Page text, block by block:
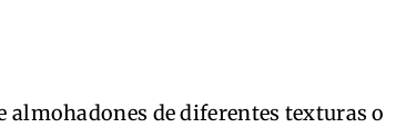
almohadones de diferentes texturas o